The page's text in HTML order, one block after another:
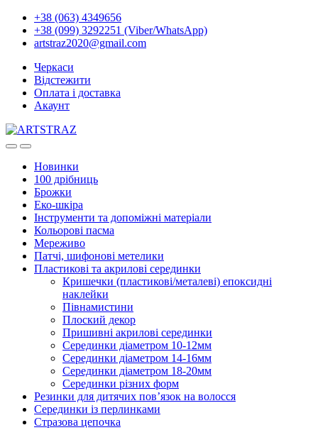
+38 (063) 4349656
+38 (099) 3292251 (Viber/WhatsApp)
artstraz2020@gmail.com
Черкаси
Відстежити
Оплата і доставка
Акаунт
Новинки
100 дрібниць
Брожки
Еко-шкіра
Інструменти та допоміжні матеріали
Кольорові пасма
Мереживо
Патчі, шифонові метелики
Пластикові та акрилові серединки
Кришечки (пластикові/металеві) епоксидні
наклейки
Півнамистини
Плоский декор
Пришивні акрилові серединки
Серединки діаметром 10-12мм
Серединки діаметром 14-16мм
Серединки діаметром 18-20мм
Серединки різних форм
Резинки для дитячих пов’язок на волосся
Серединки із перлинками
Стразова цепочка